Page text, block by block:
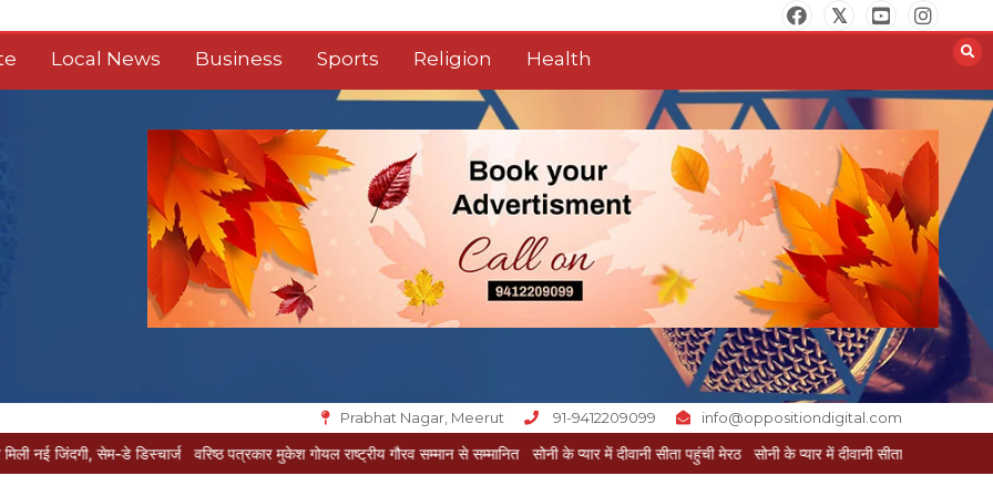
Local News Business Sports Religion Health
Prabhat Nagar, Meerut 91-9412209099 info@oppositiondigital.com
डे डिस्चार्ज वरिष्ठ पत्रकार मुकेश गोयल राष्ट्रीय गौरव सम्मान से सम्मानित सोनी के प्यार में दीवानी सीता पहुंची मेरठ सोनी के प्यार में दीवानी सीता गोंडा से 550किमी दूर पहुंची मेरठ
आखिर क्यों जैनुल